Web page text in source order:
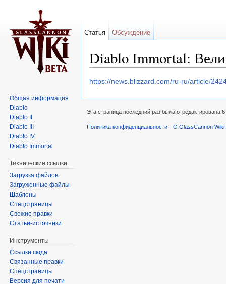
Diablo Immortal:
https://news.blizzard.com/ru-ru/article/
Статья Обсуждение
Общая информация
Diablo
Diablo II
Diablo III
Diablo IV
Diablo Immortal
Технические ссылки
Загрузка файлов
Загруженные файлы
Шаблоны
Спецстраницы
Свежие правки
Статьи-источники
Инструменты
Ссылки сюда
Связанные правки
Спецстраницы
Версия для печати
Эта страница последний раз была отредактирована
Политика конфиденциальности О GlassCannon Wiki